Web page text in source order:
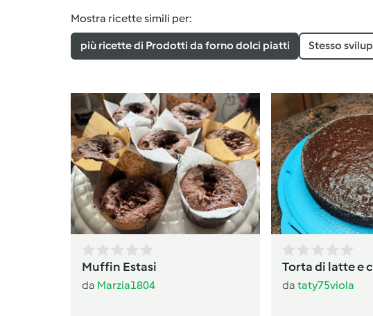
Mostra ricette simili per:
più ricette di Prodotti da forno dolci piatti Stesso
Muffin Estasi
da Marzia1804
Torta di latte e
da taty75viola